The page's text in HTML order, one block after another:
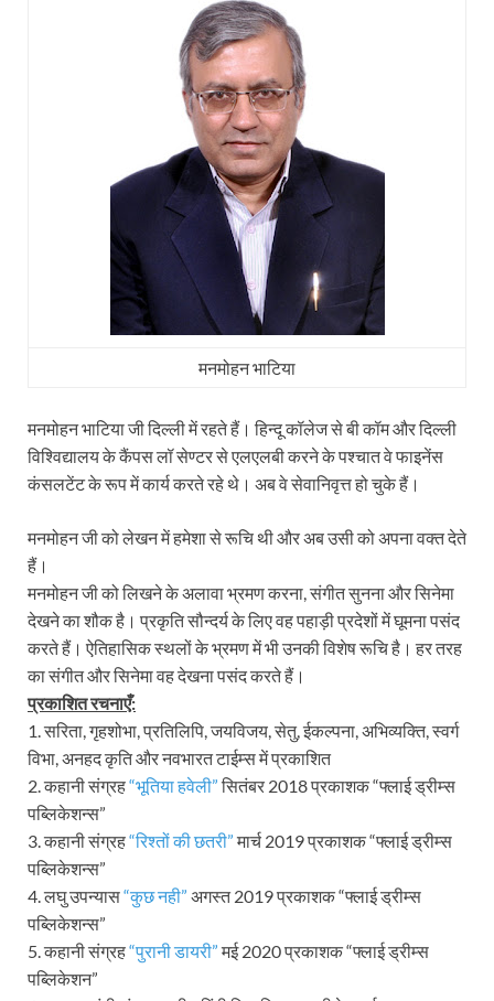
मनमोहन भाटिया
मनमोहन भाटिया जी दिल्ली में रहते हैं। हिन्दू कॉलेज से बी कॉम और दिल्ली
विश्विद्यालय के कैंपस लॉ सेण्टर से एलएलबी करने के पश्चात वे फाइनेंस
कंसलटेंट के रूप में कार्य करते रहे थे। अब वे सेवानिवृत्त हो चुके हैं।
मनमोहन जी को लेखन में हमेशा से रूचि थी और अब उसी को अपना वक्त देते
हैं।
मनमोहन जी को लिखने के अलावा भ्रमण करना, संगीत सुनना और सिनेमा
देखने का शौक है। प्रकृति सौन्दर्य के लिए वह पहाड़ी प्रदेशों में घूमना पसंद
करते हैं। ऐतिहासिक स्थलों के भ्रमण में भी उनकी विशेष रूचि है। हर तरह
का संगीत और सिनेमा वह देखना पसंद करते हैं।
प्रकाशित रचनाएँ:
1. सरिता, गृहशोभा, प्रतिलिपि, जयविजय, सेतु, ईकल्पना, अभिव्यक्ति, स्वर्ग
विभा, अनहद कृति और नवभारत टाईम्स में प्रकाशित
2. कहानी संग्रह“भूतिया हवेली”सितंबर 2018 प्रकाशक “फ्लाई ड्रीम्स
पब्लिकेशन्स”
3. कहानी संग्रह“रिश्तों की छतरी”मार्च 2019 प्रकाशक “फ्लाई ड्रीम्स
पब्लिकेशन्स”
4. लघु उपन्यास“कुछ नही” अगस्त 2019 प्रकाशक “फ्लाई ड्रीम्स
पब्लिकेशन्स”
5. कहानी संग्रह“पुरानी डायरी”मई 2020 प्रकाशक “फ्लाई ड्रीम्स
पब्लिकेशन”